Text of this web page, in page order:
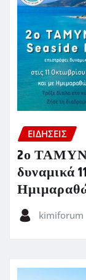
ΕΙΔΗΣΕΙΣ
2ο
δυναμικά
kimiforum